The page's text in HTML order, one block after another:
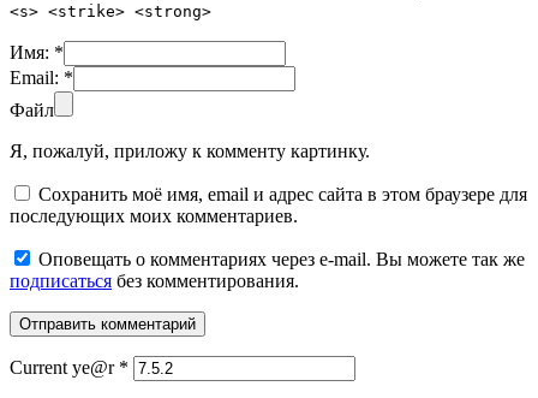
<s> <strike> <strong>
Имя: *
Email: *
Файл
Я, пожалуй, приложу к комменту картинку.
Сохранить моё имя, email и адрес сайта в этом браузере для
последующих моих комментариев.
Оповещать о комментариях через e-mail. Вы можете так же
подписаться без комментирования.
Current ye@r *